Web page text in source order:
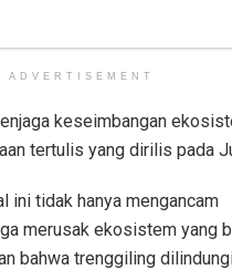
ADVERTISEMENT
keseimbangan
tertulis yang dirilis pada
ini tidak hanya mengancam
merusak ekosistem yang
bahwa trenggiling